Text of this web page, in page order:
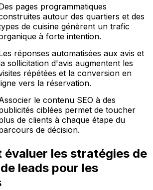
pages programmatiques
autour des quartiers et des
de cuisine génèrent un trafic
à forte intention.
réponses automatisées aux avis et
sollicitation d'avis augmentent les
répétées et la conversion en
vers la réservation.
le contenu SEO à des
ciblées permet de toucher
de clients à chaque étape du
de décision.
évaluer les stratégies de
leads pour les